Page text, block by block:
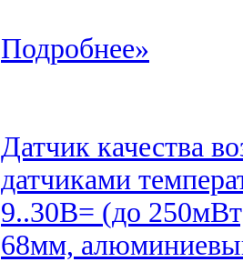
Подробнее»
Датчик качества
датчиками
9..30В= (до
68мм,